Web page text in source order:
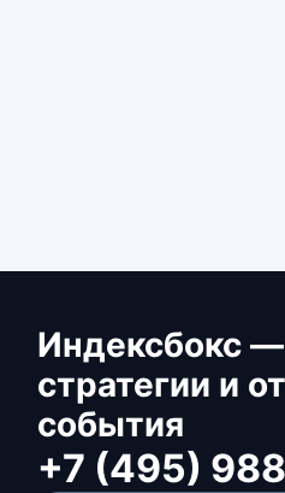
Индексбокс
стратегии и
события
+7 (495)